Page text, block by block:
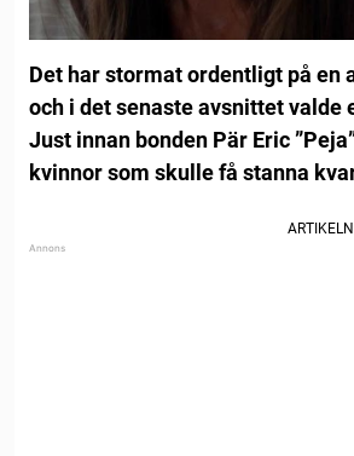
Det har stormat ordentligt på en
och i det senaste avsnittet
Just innan bonden Pär Eric
kvinnor som skulle få stanna